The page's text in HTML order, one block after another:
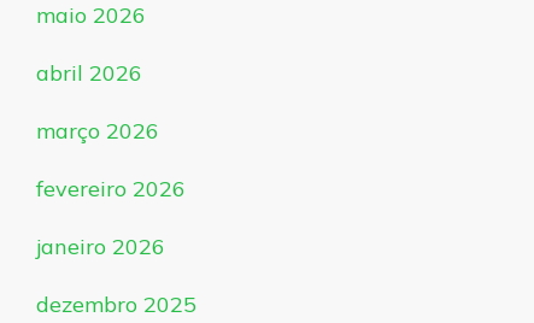
maio 2026
abril 2026
março 2026
fevereiro 2026
janeiro 2026
dezembro 2025